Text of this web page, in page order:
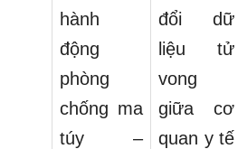
hành
động
phòng
chống ma
túy –
đổi dữ
liệu tử
vong
giữa cơ
quan y tế